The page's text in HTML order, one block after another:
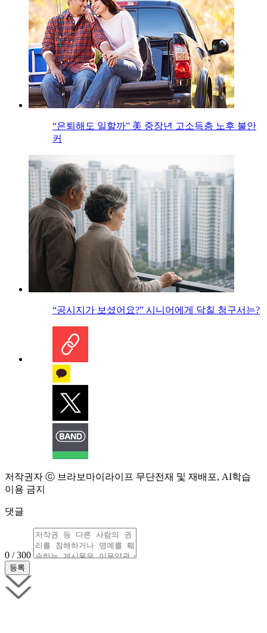
“은퇴해도 일할까” 美 중장년 고소득층 노후 불안
커
“공시지가 보셨어요?” 시니어에게 닥칠 청구서는?
저작권자 ⓒ 브라보마이라이프 무단전재 및 재배포, AI학습
이용 금지
댓글
0 / 300